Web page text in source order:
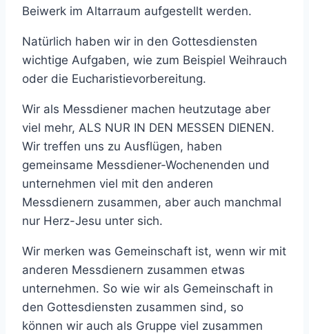
Beiwerk im Altarraum aufgestellt werden.
Natürlich haben wir in den Gottesdiensten
wichtige Aufgaben, wie zum Beispiel Weihrauch
oder die Eucharistievorbereitung.
Wir als Messdiener machen heutzutage aber
viel mehr, ALS NUR IN DEN MESSEN DIENEN.
Wir treffen uns zu Ausflügen, haben
gemeinsame Messdiener-Wochenenden und
unternehmen viel mit den anderen
Messdienern zusammen, aber auch manchmal
nur Herz-Jesu unter sich.
Wir merken was Gemeinschaft ist, wenn wir mit
anderen Messdienern zusammen etwas
unternehmen. So wie wir als Gemeinschaft in
den Gottesdiensten zusammen sind, so
können wir auch als Gruppe viel zusammen